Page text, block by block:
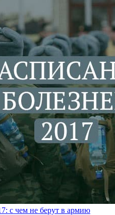
с чем не берут в армию